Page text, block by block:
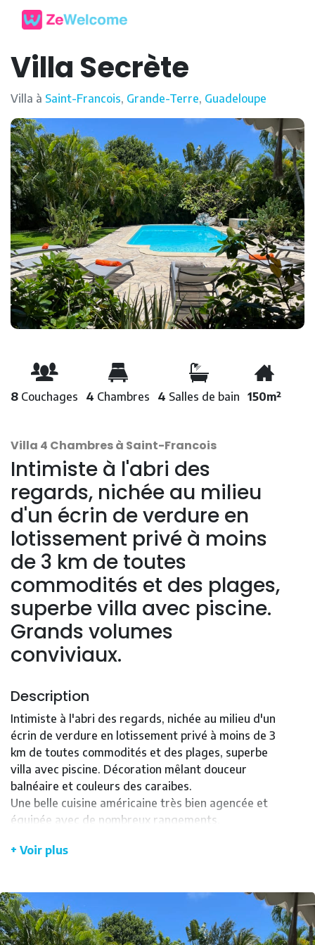
Villa Secrète
Villa à Saint-Francois, Grande-Terre, Guadeloupe
8 Couchages 4 Chambres 4 Salles de bain 150m²
Villa 4 Chambres à Saint-Francois
Intimiste à l'abri des
regards, nichée au milieu
d'un écrin de verdure en
lotissement privé à moins
de 3 km de toutes
commodités et des plages,
superbe villa avec piscine.
Grands volumes
conviviaux.
Description
Intimiste à l'abri des regards, nichée au milieu d'un
écrin de verdure en lotissement privé à moins de 3
km de toutes commodités et des plages, superbe
villa avec piscine. Décoration mêlant douceur
balnéaire et couleurs des caraibes.
Une belle cuisine américaine très bien agencée et
équipée avec de nombreux rangements.
hauteurs "cathédrale".
Très beaux volumes ouverts et conviviaux.
4 chambres climatisées avec salles d'eau privatives
dont 2 avec leur accès terrasse. 3 wc.
+ Voir plus